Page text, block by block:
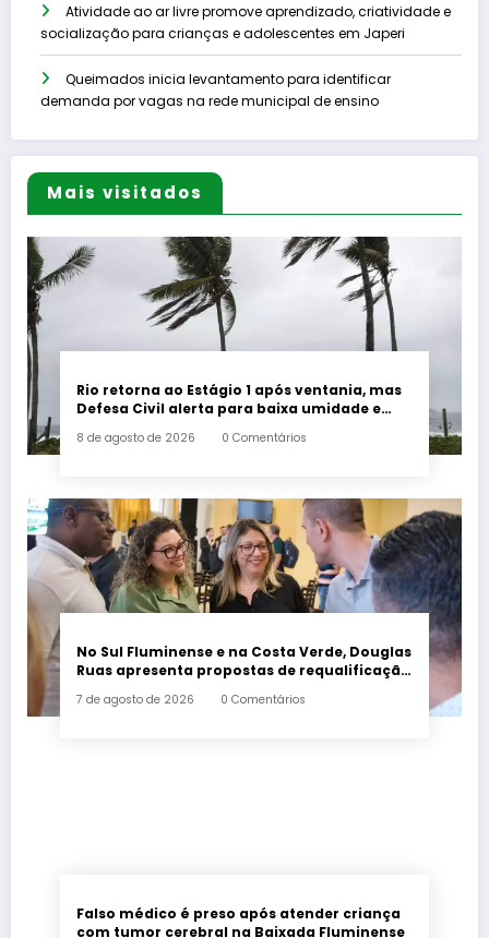
Atividade ao ar livre promove aprendizado, criatividade e
socialização para crianças e adolescentes em Japeri
Queimados inicia levantamento para identificar
demanda por vagas na rede municipal de ensino
Mais visitados
Rio retorna ao Estágio 1 após ventania, mas
Defesa Civil alerta para baixa umidade e
8 de agosto de 2026 0 Comentários
No Sul Fluminense e na Costa Verde, Douglas
Ruas apresenta propostas de requalificação
7 de agosto de 2026 0 Comentários
Falso médico é preso após atender criança
com tumor cerebral na Baixada Fluminense